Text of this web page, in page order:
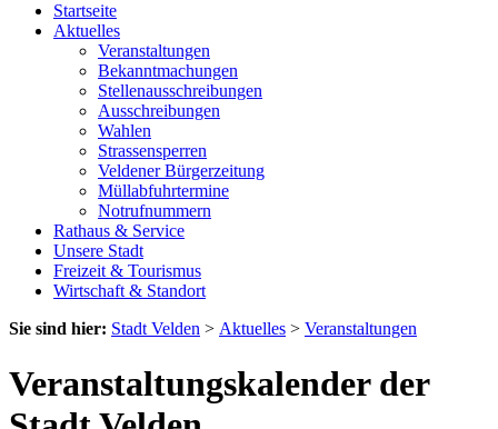
Startseite
Aktuelles
Veranstaltungen
Bekanntmachungen
Stellenausschreibungen
Ausschreibungen
Wahlen
Strassensperren
Veldener Bürgerzeitung
Müllabfuhrtermine
Notrufnummern
Rathaus & Service
Unsere Stadt
Freizeit & Tourismus
Wirtschaft & Standort
Sie sind hier: Stadt Velden > Aktuelles > Veranstaltungen
Veranstaltungskalender der